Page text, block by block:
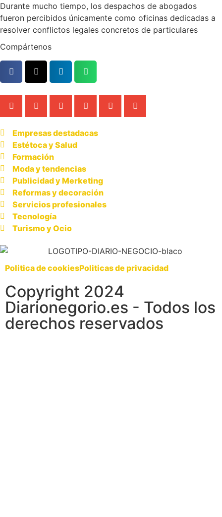
Durante mucho tiempo, los despachos de abogados
fueron percibidos únicamente como oficinas dedicadas a
resolver conflictos legales concretos de particulares
Compártenos
Empresas destadacas
Estétoca y Salud
Formación
Moda y tendencias
Publicidad y Merketing
Reformas y decoración
Servicios profesionales
Tecnología
Turismo y Ocio
Politica de cookiesPoliticas de privacidad
Copyright 2024
Diarionegorio.es - Todos los
derechos reservados